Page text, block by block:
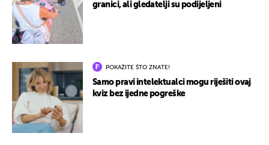
granici, ali gledatelji su podijeljeni
POKAŽITE ŠTO ZNATE!
Samo pravi intelektualci mogu riješiti ovaj
kviz bez ijedne pogreške